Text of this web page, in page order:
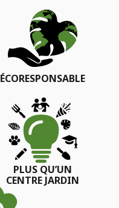
ÉCORESPONSABLE
PLUS QU’UN
CENTRE JARDIN